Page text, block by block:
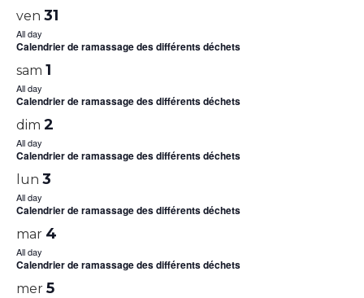
ven 31
All day
Calendrier de ramassage des différents déchets
sam 1
All day
Calendrier de ramassage des différents déchets
dim 2
All day
Calendrier de ramassage des différents déchets
lun 3
All day
Calendrier de ramassage des différents déchets
mar 4
All day
Calendrier de ramassage des différents déchets
mer 5